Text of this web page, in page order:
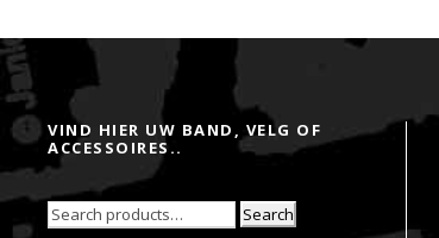
VIND HIER UW BAND, VELG OF
ACCESSOIRES..
Search